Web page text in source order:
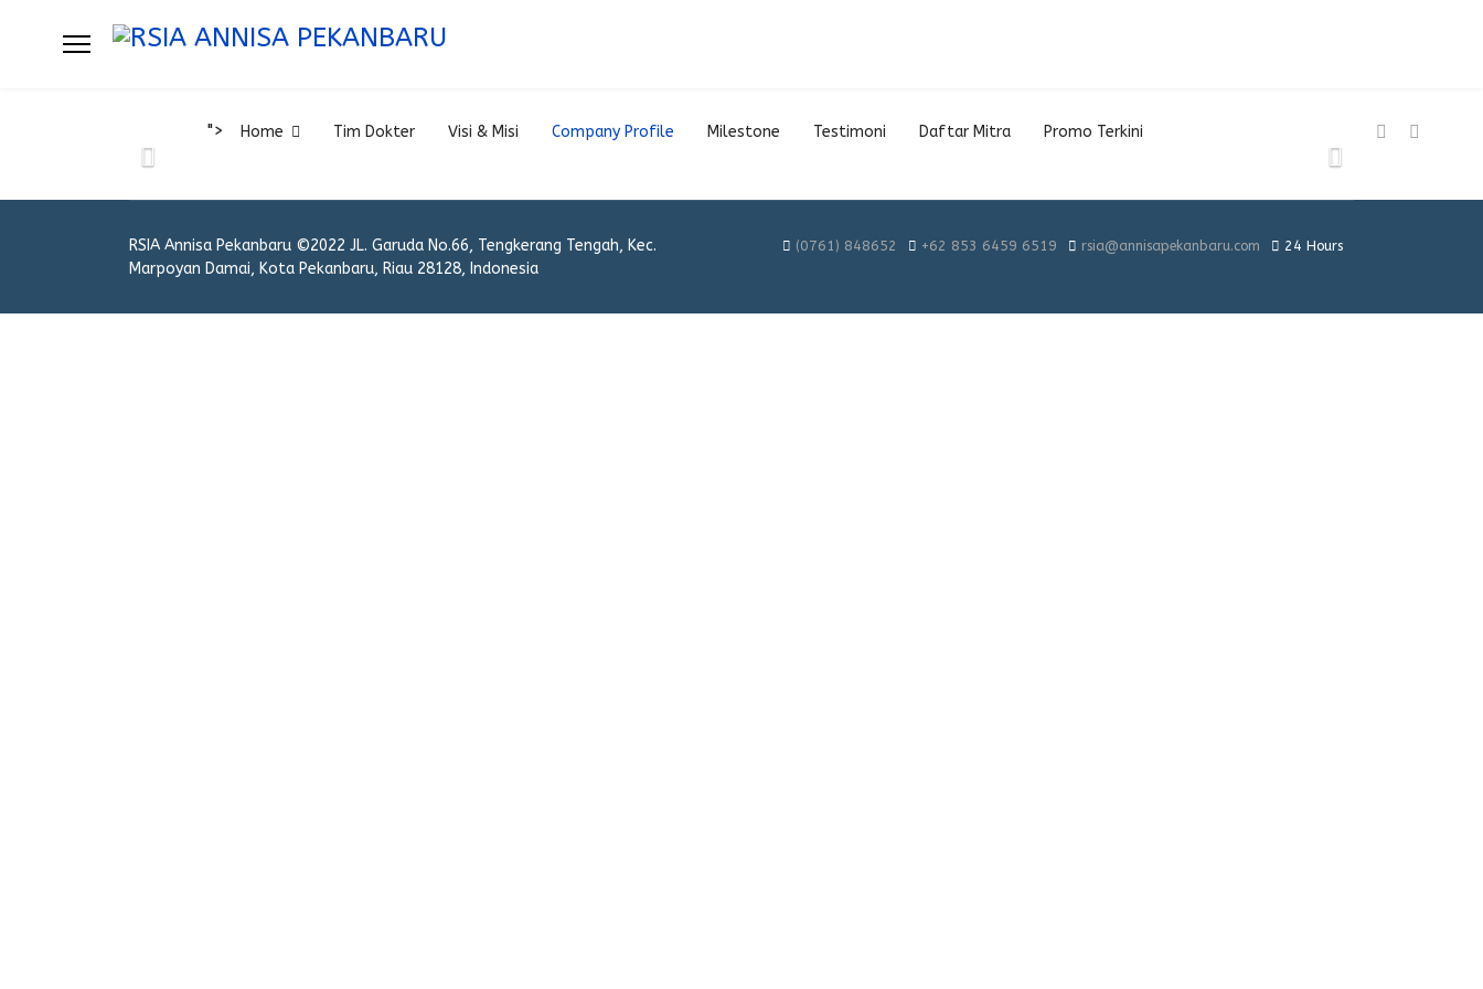
"> Home Tim Dokter Visi & Misi Company Profile Milestone Testimoni Daftar Mitra Promo Terkini
RSIA Annisa Pekanbaru ©2022 JL. Garuda No.66, Tengkerang Tengah, Kec.
Marpoyan Damai, Kota Pekanbaru, Riau 28128, Indonesia
(0761) 848652 +62 853 6459 6519 rsia@annisapekanbaru.com 24 Hours